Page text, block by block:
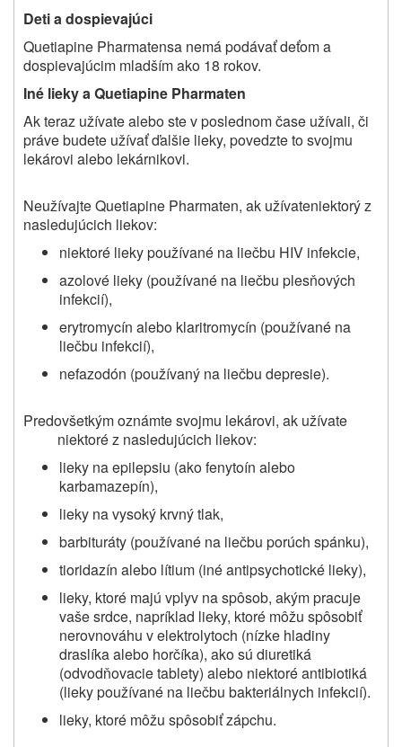
Deti a dospievajúci
Quetiapine Pharmatensa nemá podávaťdeťom a
dospievajúcim mladším ako 18 rokov.
Iné lieky a Quetiapine Pharmaten
Ak teraz užívate alebo ste v poslednom čase užívali, či
práve budete užívať ďalšie lieky, povedzte to svojmu
lekárovi alebo lekárnikovi.
Neužívajte Quetiapine Pharmaten, ak užívateniektorý z
nasledujúcich liekov:
niektoré lieky používané na liečbu HIV infekcie,
azolové lieky (používané na liečbu plesňových
infekcií),
erytromycín alebo klaritromycín (používané na
liečbu infekcií),
nefazodón (používaný na liečbu depresie).
Predovšetkým oznámte svojmu lekárovi, ak užívate
niektoré z nasledujúcich liekov:
lieky na epilepsiu (ako fenytoín alebo
karbamazepín),
lieky na vysoký krvný tlak,
barbituráty (používané na liečbu porúch spánku),
tioridazín alebo lítium (iné antipsychotické lieky),
lieky, ktoré majú vplyv na spôsob, akým pracuje
vaše srdce, napríklad lieky, ktoré môžu spôsobiť
nerovnováhu v elektrolytoch (nízke hladiny
draslíka alebo horčíka), ako sú diuretiká
(odvodňovacie tablety) alebo niektoré antibiotiká
(lieky používané na liečbu bakteriálnych infekcií).
lieky, ktoré môžu spôsobiť zápchu.